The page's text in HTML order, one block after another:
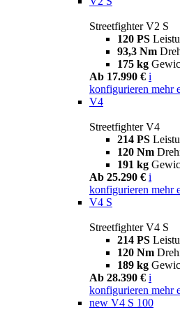
Streetfighter V2 S
120 PS
93,3 Nm
175 kg
Ab 17.990 € i
konfigurieren mehr
V4
Streetfighter V4
214 PS
120 Nm
191 kg
Ab 25.290 € i
konfigurieren mehr
V4 S
Streetfighter V4 S
214 PS
120 Nm
189 kg
Ab 28.390 € i
konfigurieren mehr
new V4 S 100